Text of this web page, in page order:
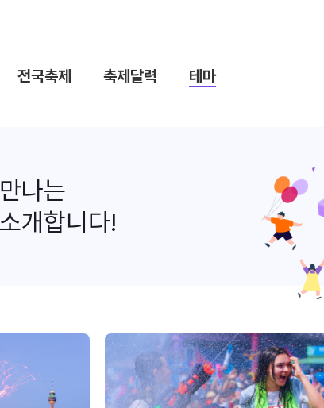
전국축제 축제달력 테마
나는
개합니다!